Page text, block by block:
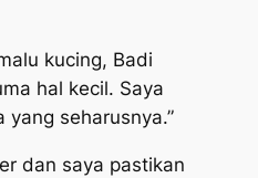
kucing, Badi
hal kecil. Saya
yang seharusnya.”
dan saya pastikan